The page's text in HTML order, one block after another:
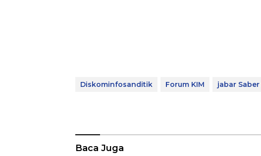
Diskominfosanditik Forum KIM jabar
Baca Juga